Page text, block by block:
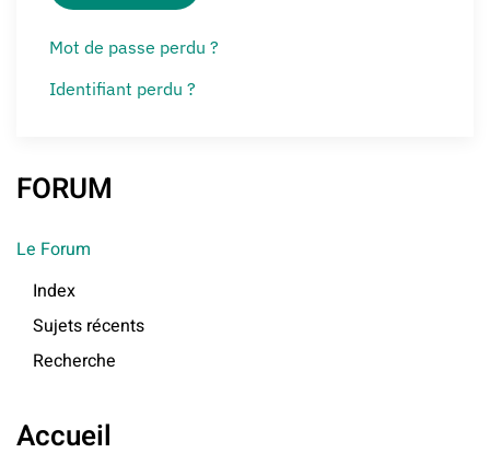
Mot de passe perdu ?
Identifiant perdu ?
FORUM
Le Forum
Index
Sujets récents
Recherche
Accueil